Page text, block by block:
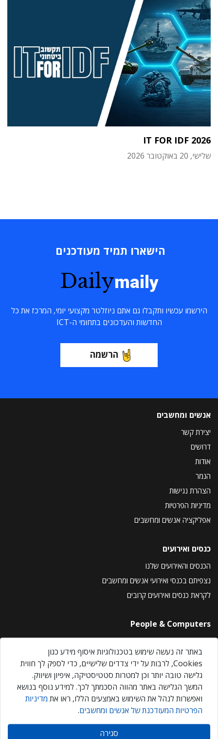
IT FOR IDF 2026
שלישי, 20 באוקטובר 2026
הישארו תמיד מעודכנים
Dailymaily
הירשמו עכשיו ותקבלו גם אתם ניוזלטר מקצועי יומי, המרכז את כל
החדשות והעדכונים בתחומי ה-ICT
הרשמה
אנשים ומחשבים
יצירת קשר
דרושים
אודות
הנמר
הצהרת נגישות
מדיניות הפרטיות
אפליקציה אנשים ומחשבים
כנסים ואירועים
הכנסים והאירועים שלנו
נצפיתם בכנסי ואירועי אנשים ומחשבים
לקראת כנסים ואירועים קרובים
People & Computers
About Us
Privacy Policy
Contact Us
Our Events
אנשים ומחשבים © 2026 – כל הזכויות שמורות
באתר זה נעשה שימוש בטכנולוגיות איסוף מידע כגון
Cookies, לרבות על ידי צדדים שלישיים, כדי לספק לך חווית
גלישה טובה יותר וכן למטרות סטטיסטיקה, איפיון ושיווק.
המשך הגלישה באתר מהווה הסכמתך לכך. למידע נוסף בנושא
ואפשרות לנהל את השימוש באמצעים הללו, ראו את מדיניות
הפרטיות המעודכנת של אנשים ומחשבים.
סגירה